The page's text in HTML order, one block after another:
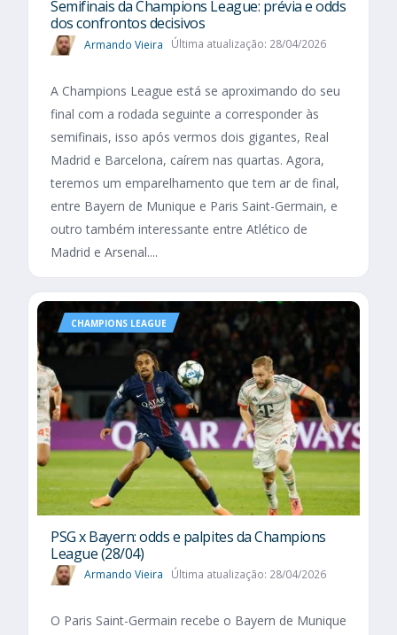
Semifinais da Champions League: prévia e odds
dos confrontos decisivos
Armando Vieira Última atualização: 28/04/2026
A Champions League está se aproximando do seu
final com a rodada seguinte a corresponder às
semifinais, isso após vermos dois gigantes, Real
Madrid e Barcelona, caírem nas quartas. Agora,
teremos um emparelhamento que tem ar de final,
entre Bayern de Munique e Paris Saint-Germain, e
outro também interessante entre Atlético de
Madrid e Arsenal....
CHAMPIONS LEAGUE
PSG x Bayern: odds e palpites da Champions
League (28/04)
Armando Vieira Última atualização: 28/04/2026
O Paris Saint-Germain recebe o Bayern de Munique